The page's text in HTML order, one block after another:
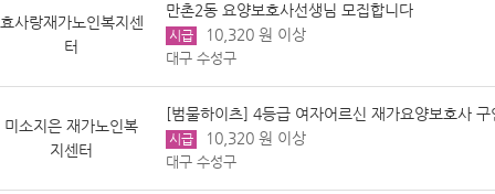
효사랑재가노인복지센
터
만촌2동 요양보호사선생님 모집합니다
시급 10,320 원 이상
대구 수성구
미소지은 재가노인복
지센터
[범물하이츠] 4등급 여자어르신 재가요양보호사 구
시급 10,320 원 이상
대구 수성구